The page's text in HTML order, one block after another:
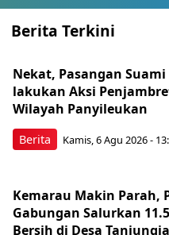
Berita Terkini
Berita
Nekat, Pasangan
lakukan Aksi
Wilayah Panyileukan
Kamis, 6 Agu 2026 -
Kemarau Makin Parah,
Gabungan Salurkan
Bersih di Desa